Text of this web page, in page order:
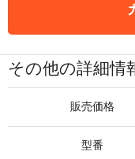
その他の詳細情
販売価格
型番